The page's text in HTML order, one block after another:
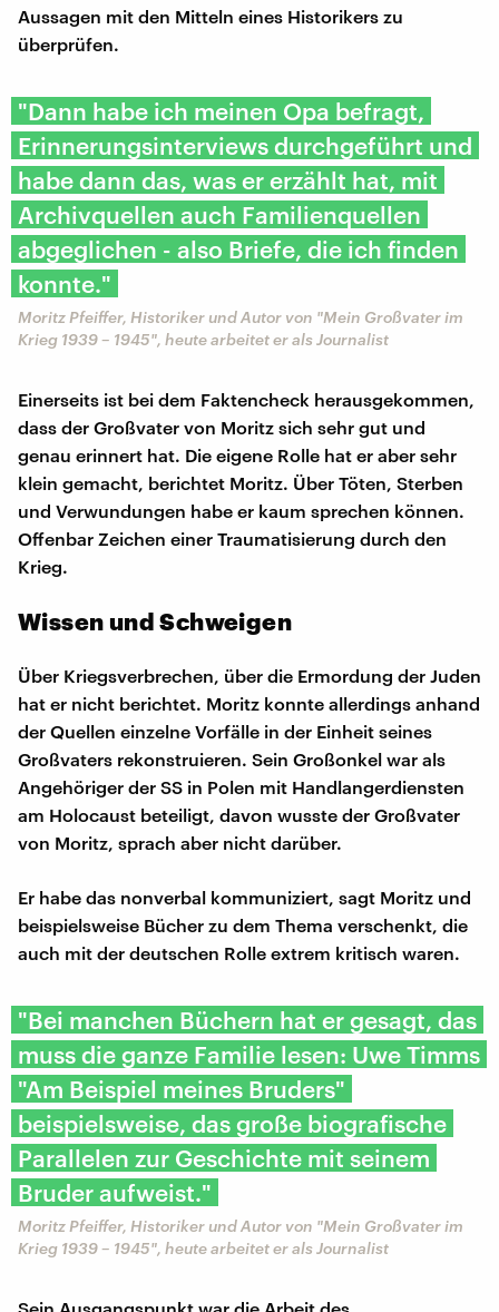
Aussagen mit den Mitteln eines Historikers zu
überprüfen.
"Dann habe ich meinen Opa befragt,
Erinnerungsinterviews durchgeführt und
habe dann das, was er erzählt hat, mit
Archivquellen auch Familienquellen
abgeglichen - also Briefe, die ich finden
konnte."
Moritz Pfeiffer, Historiker und Autor von "Mein Großvater im
Krieg 1939 – 1945", heute arbeitet er als Journalist
Einerseits ist bei dem Faktencheck herausgekommen,
dass der Großvater von Moritz sich sehr gut und
genau erinnert hat. Die eigene Rolle hat er aber sehr
klein gemacht, berichtet Moritz. Über Töten, Sterben
und Verwundungen habe er kaum sprechen können.
Offenbar Zeichen einer Traumatisierung durch den
Krieg.
Wissen und Schweigen
Über Kriegsverbrechen, über die Ermordung der Juden
hat er nicht berichtet. Moritz konnte allerdings anhand
der Quellen einzelne Vorfälle in der Einheit seines
Großvaters rekonstruieren. Sein Großonkel war als
Angehöriger der SS in Polen mit Handlangerdiensten
am Holocaust beteiligt, davon wusste der Großvater
von Moritz, sprach aber nicht darüber.
Er habe das nonverbal kommuniziert, sagt Moritz und
beispielsweise Bücher zu dem Thema verschenkt, die
auch mit der deutschen Rolle extrem kritisch waren.
"Bei manchen Büchern hat er gesagt, das
muss die ganze Familie lesen: Uwe Timms
"Am Beispiel meines Bruders"
beispielsweise, das große biografische
Parallelen zur Geschichte mit seinem
Bruder aufweist."
Moritz Pfeiffer, Historiker und Autor von "Mein Großvater im
Krieg 1939 – 1945", heute arbeitet er als Journalist